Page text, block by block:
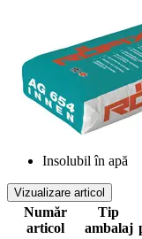
Insolubil în apă
Vizualizare articol
Număr
articol
Tip
ambalaj